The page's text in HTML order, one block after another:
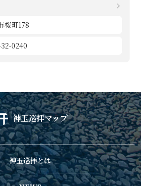
桜町178
0240
神玉巡拝マップ
神玉巡拝とは